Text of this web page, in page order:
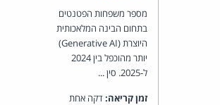
מספר משפחות הפטנטים
בתחום הבינה המלאכותית
היוצרת (Generative AI)
יותר מהוכפל בין 2024
ל-2025. סין ...
זמן קריאה:דקה אחת